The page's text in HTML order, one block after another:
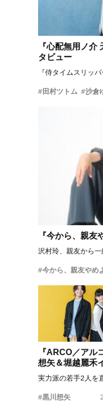
『心配無用ノ
タビュー
『侍タイムスリッ
#田村ツトム #沙倉
『今から、親
沢村玲、親友から
#今から、親友やめ
『ARCO／アル
想矢＆堀越麗禾
ュー
実力派の若手2人を
#黒川想矢